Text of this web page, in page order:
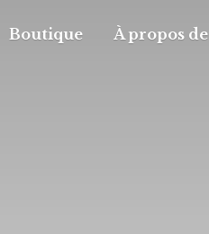
Boutique À propos de